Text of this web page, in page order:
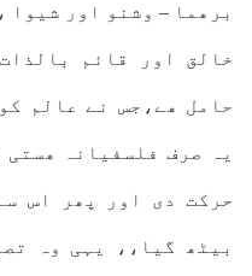
برھما – وشنو اور شیوا
خالق اور قائم
حامل ھے،جس نے عالم
یہ صرف فلسفیانہ
حرکت دی اور پھر اس
بیٹھ گیا،، یہی وہ